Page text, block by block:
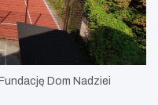
Dom Nadziei